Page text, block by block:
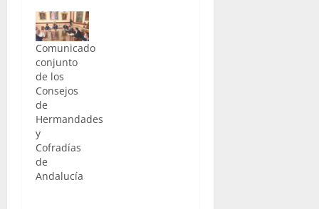
Comunicado
conjunto
de los
Consejos
de
Hermandades
y
Cofradías
de
Andalucía